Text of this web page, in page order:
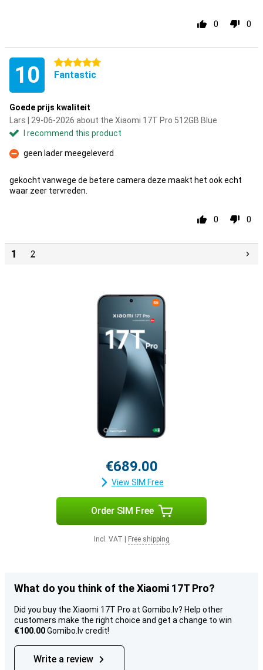
0 0
10 5 stars
Fantastic
Goede prijs kwaliteit
Lars | 29-06-2026 about the Xiaomi 17T Pro 512GB Blue
I recommend this product
Con
geen lader meegeleverd
gekocht vanwege de betere camera deze maakt het ook echt
waar zeer tervreden.
0 0
1 2
€689.00
View SIM Free
Order SIM Free
Incl. VAT Free shipping
What do you think of the Xiaomi 17T Pro?
Did you buy the Xiaomi 17T Pro at Gomibo.lv? Help other
customers make the right choice and get a change to win
€100.00Gomibo.lv credit!
Write a review